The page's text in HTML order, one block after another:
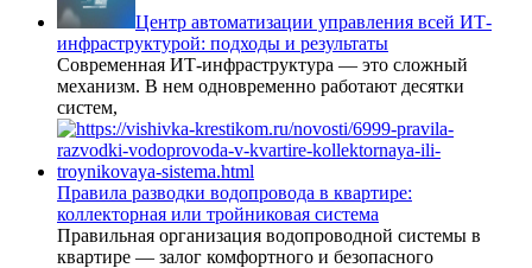
Центр автоматизации управления всей ИТ-
инфраструктурой: подходы и результаты
Современная ИТ-инфраструктура — это сложный
механизм. В нем одновременно работают десятки
систем,
Правила разводки водопровода в квартире:
коллекторная или тройниковая система
Правильная организация водопроводной системы в
квартире — залог комфортного и безопасного